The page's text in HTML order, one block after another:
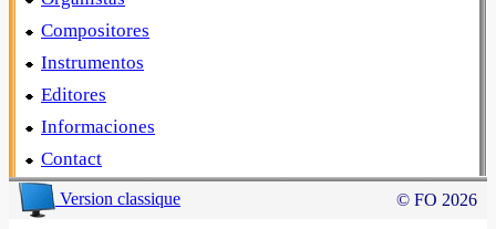
Compositores
Instrumentos
Editores
Informaciones
Contact
Version classique © FO 2026